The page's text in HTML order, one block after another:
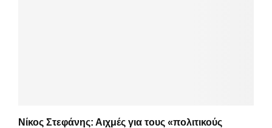
Νίκος Στεφάνης: Αιχμές για τους «πολιτικούς